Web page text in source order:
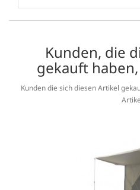
Kunden, die
gekauft
Kunden die sich diesen Artikel